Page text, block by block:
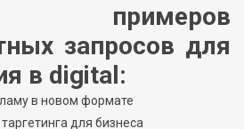
примеров
запросов для
в digital:
в новом формате
для бизнеса